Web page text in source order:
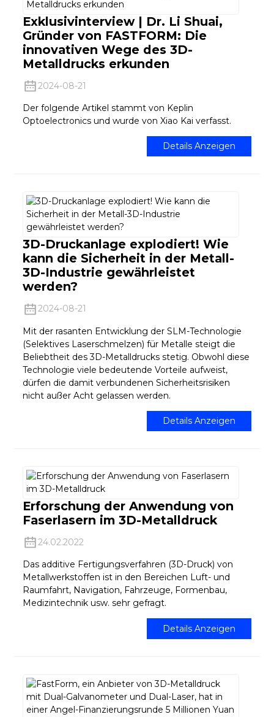
Exklusivinterview | Dr. Li Shuai,
Gründer von FASTFORM: Die
innovativen Wege des 3D-
Metalldrucks erkunden
2024-08-21
Der folgende Artikel stammt von Keplin
Optoelectronics und wurde von Xiao Kai verfasst.
Details Anzeigen
3D-Druckanlage explodiert! Wie
kann die Sicherheit in der Metall-
3D-Industrie gewährleistet
werden?
2024-08-21
Mit der rasanten Entwicklung der SLM-Technologie
(Selektives Laserschmelzen) für Metalle steigt die
Beliebtheit des 3D-Metalldrucks stetig. Obwohl diese
Technologie viele bedeutende Vorteile aufweist,
dürfen die damit verbundenen Sicherheitsrisiken
nicht außer Acht gelassen werden.
Details Anzeigen
Erforschung der Anwendung von
Faserlasern im 3D-Metalldruck
24.02.2022
Das additive Fertigungsverfahren (3D-Druck) von
Metallwerkstoffen ist in den Bereichen Luft- und
Raumfahrt, Navigation, Fahrzeuge, Formenbau,
Medizintechnik usw. sehr gefragt.
Details Anzeigen